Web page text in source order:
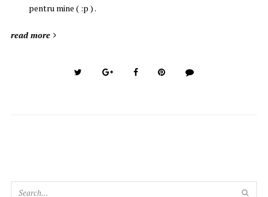
pentru mine ( :p ) .
read more